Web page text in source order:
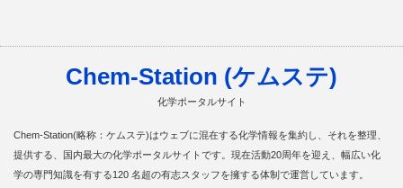
Chem-Station (ケムステ)
化学ポータルサイト
Chem-Station(略称：ケムステ)はウェブに混在する化学情報を集約し、それを整理、
提供する、国内最大の化学ポータルサイトです。現在活動20周年を迎え、幅広い化
学の専門知識を有する120 名超の有志スタッフを擁する体制で運営しています。